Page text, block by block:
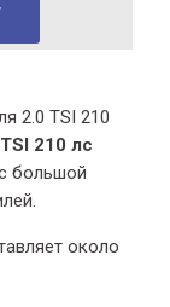
2.0 TSI 210
210 лс
большой
около